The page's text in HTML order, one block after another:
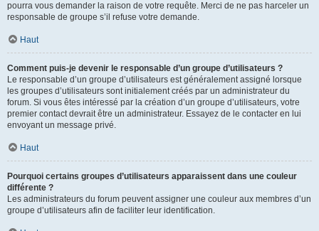
pourra vous demander la raison de votre requête. Merci de ne pas harceler un
responsable de groupe s’il refuse votre demande.
Haut
Comment puis-je devenir le responsable d’un groupe d’utilisateurs ?
Le responsable d’un groupe d’utilisateurs est généralement assigné lorsque
les groupes d’utilisateurs sont initialement créés par un administrateur du
forum. Si vous êtes intéressé par la création d’un groupe d’utilisateurs, votre
premier contact devrait être un administrateur. Essayez de le contacter en lui
envoyant un message privé.
Haut
Pourquoi certains groupes d’utilisateurs apparaissent dans une couleur
différente ?
Les administrateurs du forum peuvent assigner une couleur aux membres d’un
groupe d’utilisateurs afin de faciliter leur identification.